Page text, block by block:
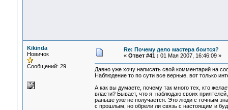
Kikinda
Новичок
Сообщений: 29
Re: Почему дело мастера боится?
« Ответ #41 : 01 Мая 2007, 16:46:09 »
Давно уже хочу написать свой комментарий на
Наблюдение то по сути все верные, вот только
А как вы думаете, почему так много тех, кто
власти? Бывает, что я наблюдаю своих
раньше уже не получается. Это люди с точным
с прошлым, но обрели ли связь с настоящим и